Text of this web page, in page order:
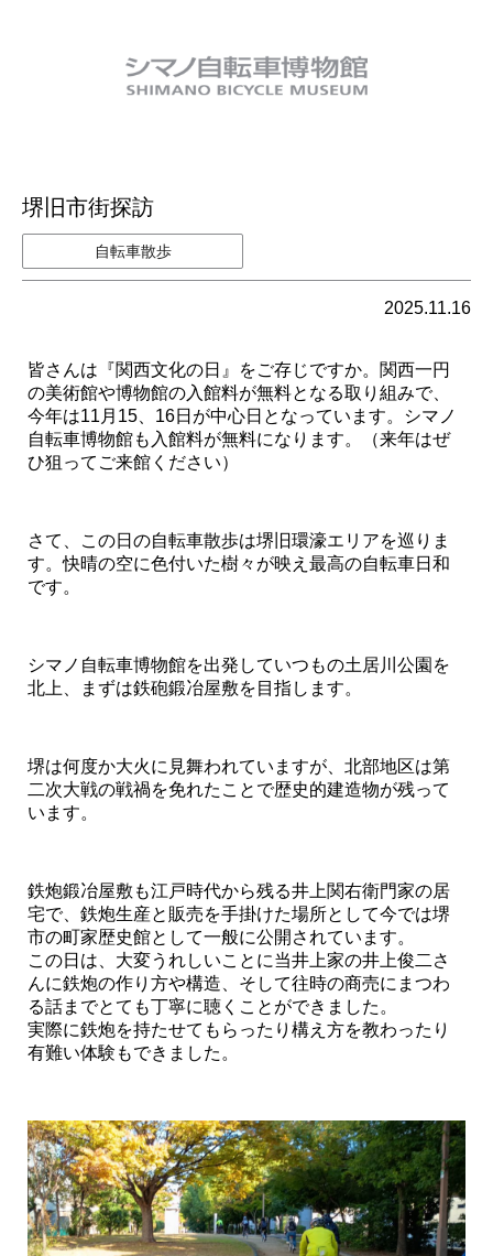
堺旧市街探訪
自転車散歩
2025.11.16
皆さんは『関西文化の日』をご存じですか。関西一円
の美術館や博物館の入館料が無料となる取り組みで、
今年は11月15、16日が中心日となっています。シマノ
自転車博物館も入館料が無料になります。（来年はぜ
ひ狙ってご来館ください）
さて、この日の自転車散歩は堺旧環濠エリアを巡りま
す。快晴の空に色付いた樹々が映え最高の自転車日和
です。
シマノ自転車博物館を出発していつもの土居川公園を
北上、まずは鉄砲鍛冶屋敷を目指します。
堺は何度か大火に見舞われていますが、北部地区は第
二次大戦の戦禍を免れたことで歴史的建造物が残って
います。
鉄炮鍛冶屋敷も江戸時代から残る井上関右衛門家の居
宅で、鉄炮生産と販売を手掛けた場所として今では堺
市の町家歴史館として一般に公開されています。
この日は、大変うれしいことに当井上家の井上俊二さ
んに鉄炮の作り方や構造、そして往時の商売にまつわ
る話までとても丁寧に聴くことができました。
実際に鉄炮を持たせてもらったり構え方を教わったり
有難い体験もできました。